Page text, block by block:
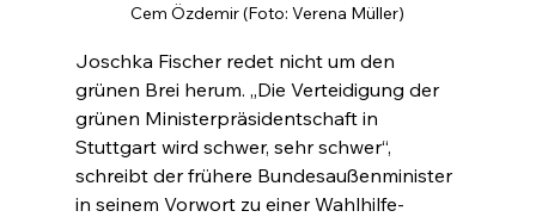
Cem Özdemir (Foto: Verena Müller)
Joschka Fischer redet nicht um den
grünen Brei herum. „Die Verteidigung der
grünen Ministerpräsidentschaft in
Stuttgart wird schwer, sehr schwer“,
schreibt der frühere Bundesaußenminister
in seinem Vorwort zu einer Wahlhilfe-